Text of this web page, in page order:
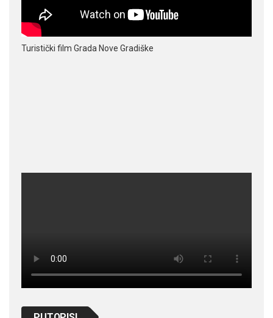
Turistički film Grada Nove Gradiške